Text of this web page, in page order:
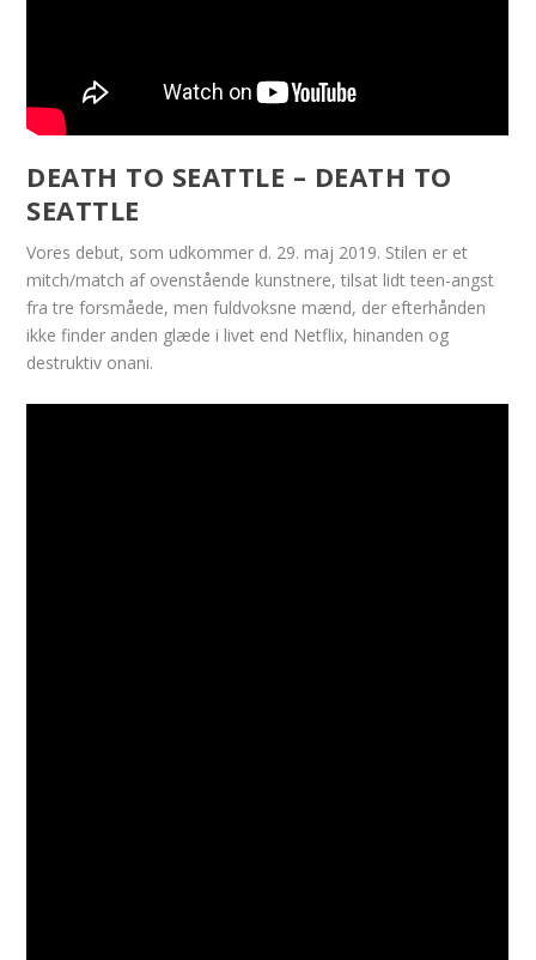
DEATH TO SEATTLE – DEATH TO
SEATTLE
Vores debut, som udkommer d. 29. maj 2019. Stilen er et
mitch/match af ovenstående kunstnere, tilsat lidt teen-angst
fra tre forsmåede, men fuldvoksne mænd, der efterhånden
ikke finder anden glæde i livet end Netflix, hinanden og
destruktiv onani.